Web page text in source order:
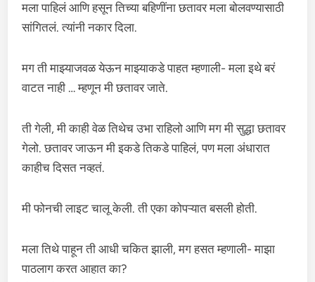
मला पाहिलं आणि हसून तिच्या बहिणींना छतावर मला बोलवण्यासाठी
सांगितलं. त्यांनी नकार दिला.
मग ती माझ्याजवळ येऊन माझ्याकडे पाहत म्हणाली- मला इथे बरं
वाटत नाही … म्हणून मी छतावर जाते.
ती गेली, मी काही वेळ तिथेच उभा राहिलो आणि मग मी सुद्धा छतावर
गेलो. छतावर जाऊन मी इकडे तिकडे पाहिलं, पण मला अंधारात
काहीच दिसत नव्हतं.
मी फोनची लाइट चालू केली. ती एका कोपऱ्यात बसली होती.
मला तिथे पाहून ती आधी चकित झाली, मग हसत म्हणाली- माझा
पाठलाग करत आहात का?